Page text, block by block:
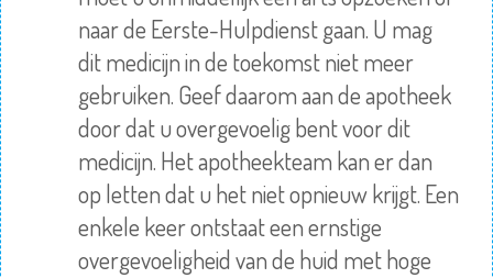
naar de Eerste-Hulpdienst gaan. U mag
dit medicijn in de toekomst niet meer
gebruiken. Geef daarom aan de apotheek
door dat u overgevoelig bent voor dit
medicijn. Het apotheekteam kan er dan
op letten dat u het niet opnieuw krijgt. Een
enkele keer ontstaat een ernstige
overgevoeligheid van de huid met hoge